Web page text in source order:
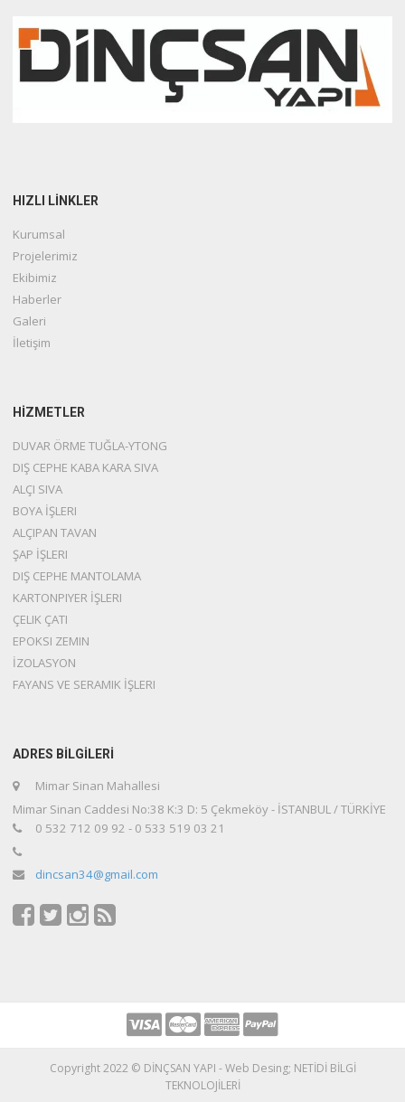
HIZLI LİNKLER
Kurumsal
Projelerimiz
Ekibimiz
Haberler
Galeri
İletişim
HİZMETLER
DUVAR ÖRME TUĞLA-YTONG
DIŞ CEPHE KABA KARA SIVA
ALÇI SIVA
BOYA İŞLERI
ALÇIPAN TAVAN
ŞAP İŞLERI
DIŞ CEPHE MANTOLAMA
KARTONPIYER İŞLERI
ÇELIK ÇATI
EPOKSI ZEMIN
İZOLASYON
FAYANS VE SERAMIK İŞLERI
ADRES BİLGİLERİ
Mimar Sinan Mahallesi
Mimar Sinan Caddesi No:38 K:3 D: 5 Çekmeköy - İSTANBUL / TÜRKİYE
0 532 712 09 92 - 0 533 519 03 21
dincsan34@gmail.com
Copyright 2022 © DİNÇSAN YAPI - Web Desing; NETİDİ BİLGİ
TEKNOLOJİLERİ